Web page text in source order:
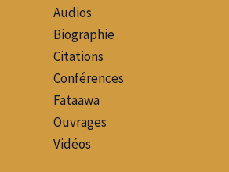
Audios
Biographie
Citations
Conférences
Fataawa
Ouvrages
Vidéos